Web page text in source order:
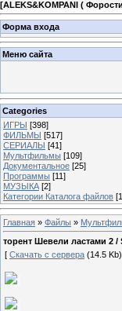
[ALEKS&KOMPANI (
Форма входа
Меню сайта
Categories
ИГРЫ [398]
ФИЛЬМЫ [517]
СЕРИАЛЫ [41]
Мультфильмы [109]
Документальное [25]
Программы [11]
МУЗЫКА [2]
Категории Каталога файлов
Главная » Файлы »
торент Шевели ластами 2 /
[ Скачать с сервера (14.5